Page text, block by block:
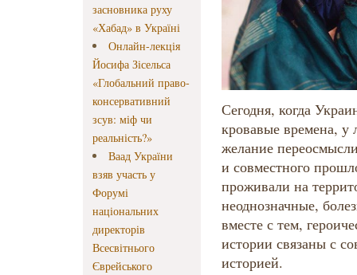
засновника руху
«Хабад» в Україні
Онлайн-лекція
Йосифа Зісельса
«Глобальний право-
консервативний
зсув: міф чи
реальність?»
Ваад України
взяв участь у
Форумі
національних
директорів
Всесвітнього
Єврейського
Сегодня, когда
кровавые времена, у
желание
и совместного
проживали на
неоднозначные,
вместе с тем,
истории связаны с
историей.